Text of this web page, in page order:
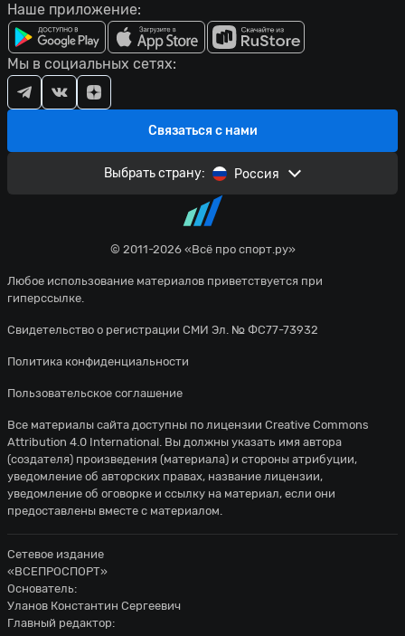
© 2011-2026 «Всё про спорт.ру»
Любое использование материалов приветствуется при
гиперссылке.
Свидетельство о регистрации СМИ Эл. № ФС77-73932
Политика конфиденциальности
Пользовательское соглашение
Наше приложение:
Связаться с нами
Мы в социальных сетях:
Выбрать страну: Россия
Все материалы сайта доступны по лицензии Creative Commons
Attribution 4.0 International. Вы должны указать имя автора
(создателя) произведения (материала) и стороны атрибуции,
уведомление об авторских правах, название лицензии,
уведомление об оговорке и ссылку на материал, если они
предоставлены вместе с материалом.
Сетевое издание
«ВСЕПРОСПОРТ»
Основатель:
Уланов Константин Сергеевич
Главный редактор: